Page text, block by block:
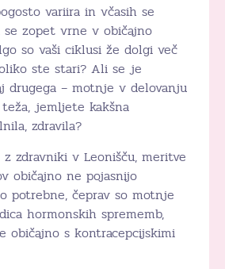
variira in včasih se
se zopet vrne v običajno
so vaši ciklusi že dolgi več
ste stari? Ali se je
drugega – motnje v delovanju
jemljete kakšna
zdravila?
zdravniki v Leonišču, meritve
običajno ne pojasnijo
potrebne, čeprav so motnje
hormonskih sprememb,
običajno s kontracepcijskimi